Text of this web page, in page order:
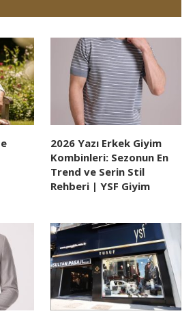
2026 Yazı Erkek Giyim
Kombinleri: Sezonun En
Trend ve Serin Stil
Rehberi | YSF Giyim